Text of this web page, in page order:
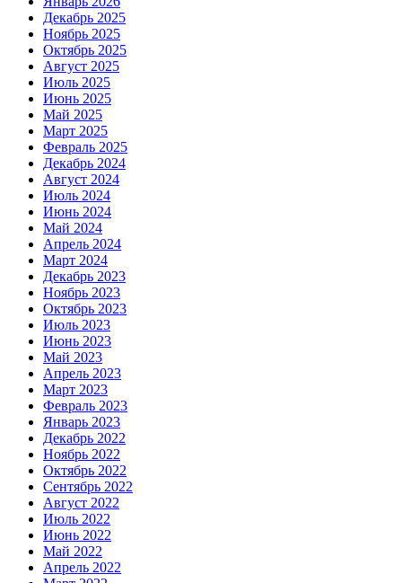
Декабрь 2025
Ноябрь 2025
Октябрь 2025
Август 2025
Июль 2025
Июнь 2025
Май 2025
Март 2025
Февраль 2025
Декабрь 2024
Август 2024
Июль 2024
Июнь 2024
Май 2024
Апрель 2024
Март 2024
Декабрь 2023
Ноябрь 2023
Октябрь 2023
Июль 2023
Июнь 2023
Май 2023
Апрель 2023
Март 2023
Февраль 2023
Январь 2023
Декабрь 2022
Ноябрь 2022
Октябрь 2022
Сентябрь 2022
Август 2022
Июль 2022
Июнь 2022
Май 2022
Апрель 2022